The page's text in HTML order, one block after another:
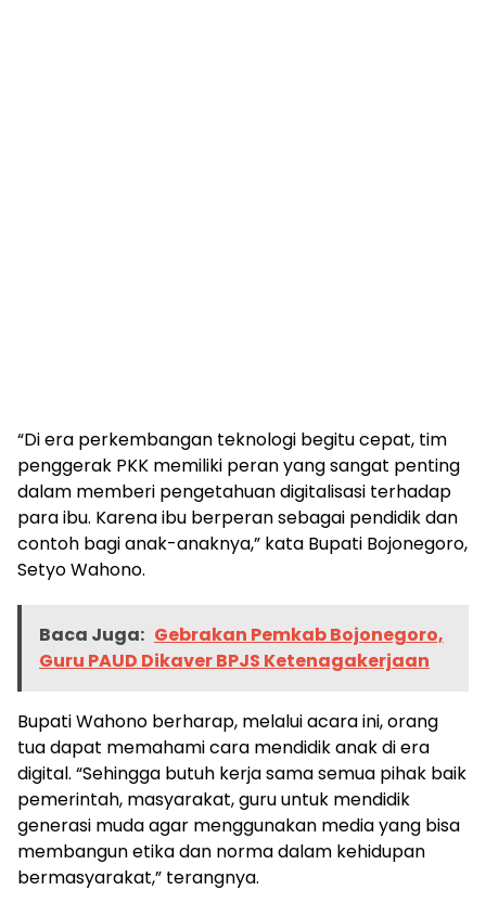
“Di era perkembangan teknologi begitu cepat, tim
penggerak PKK memiliki peran yang sangat penting
dalam memberi pengetahuan digitalisasi terhadap
para ibu. Karena ibu berperan sebagai pendidik dan
contoh bagi anak-anaknya,” kata Bupati Bojonegoro,
Setyo Wahono.
Baca Juga: Gebrakan Pemkab Bojonegoro,
Guru PAUD Dikaver BPJS Ketenagakerjaan
Bupati Wahono berharap, melalui acara ini, orang
tua dapat memahami cara mendidik anak di era
digital. “Sehingga butuh kerja sama semua pihak baik
pemerintah, masyarakat, guru untuk mendidik
generasi muda agar menggunakan media yang bisa
membangun etika dan norma dalam kehidupan
bermasyarakat,” terangnya.